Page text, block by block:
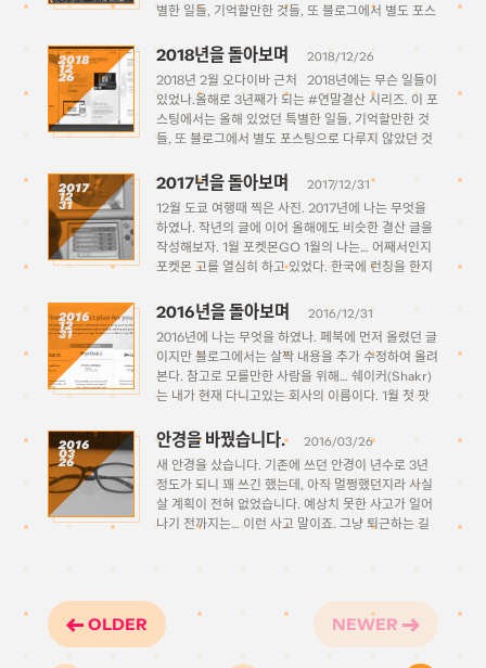
별한 일들, 기억할만한 것들, 또 블로그에서 별도 포스
시간을 가져보고자 한다. 1월 ~ 3월 4월 ~ […]
2018
12
26
2018년을 돌아보며
2018/12/26
2018년 2월 오다이바 근처 2018년에는 무슨 일들이
있었나.올해로 3년째가 되는 #연말결산 시리즈. 이 포
스팅에서는 올해 있었던 특별한 일들, 기억할만한 것
들, 또 블로그에서 별도 포스팅으로 다루지 않았던 것
다. 1월 별 일 없었다. 회사 […]
2017
12
31
2017년을 돌아보며
2017/12/31
12월 도쿄 여행때 찍은 사진. 2017년에 나는 무엇을
하였나. 작년의 글에 이어 올해에도 비슷한 결산 글을
작성해보자. 1월 포켓몬GO 1월의 나는… 어째서인지
포켓몬 고를 열심히 하고 있었다. 한국에 런칭을 한지
열심히 했던 […]
2016
12
31
2016년을 돌아보며
2016/12/31
2016년에 나는 무엇을 하였나. 페북에 먼저 올렸던 글
이지만 블로그에서는 살짝 내용을 추가 수정하여 올려
본다. 참고로 모를만한 사람을 위해… 쉐이커(Shakr)
는 내가 현재 다니고있는 회사의 이름이다. 1월 첫 팟
트에 어쩌다보니 출연해, 처음으로 녹음을 해보게 됐
2016
03
26
안경을 바꿨습니다.
2016/03/26
새 안경을 샀습니다. 기존에 쓰던 안경이 년수로 3년
정도가 되니 꽤 쓰긴 했는데, 아직 멀쩡했던지라 사실
살 계획이 전혀 없었습니다. 예상치 못한 사고가 일어
나기 전까지는… 이런 사고 말이죠. 그냥 퇴근하는 길
OLDER NEWER